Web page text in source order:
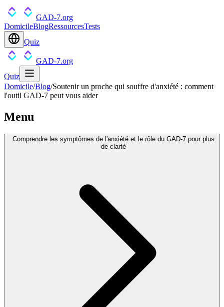
GAD-7.org
DomicileBlogRessourcesTests
Quiz
GAD-7.org
Quiz
Domicile/Blog/Soutenir un proche qui souffre d'anxiété : comment
l'outil GAD-7 peut vous aider
Menu
Comprendre les symptômes de l'anxiété et le rôle du GAD-7 pour plus
de clarté